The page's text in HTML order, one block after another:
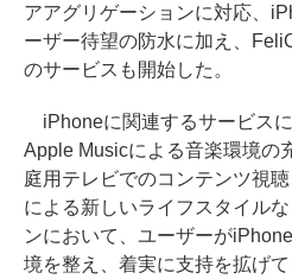
アアグリゲーションに対応、
ーザー待望の防水に加え、
のサービスも開始した。
iPhoneに関連するサービス
Apple Musicによる音楽環境の
庭用テレビでのコンテンツ視
による新しいライフスタイル
ンにおいて、ユーザーが
境を整え、着実に支持を拡げて